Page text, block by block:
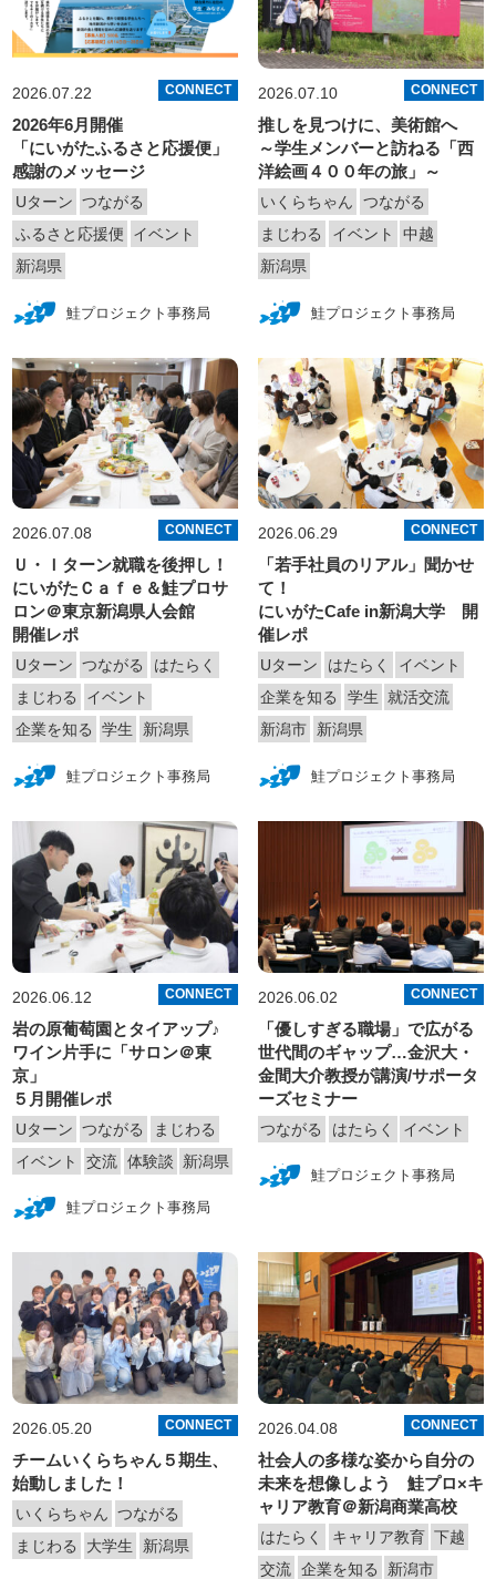
2026.07.22 CONNECT
2026年6月開催
「にいがたふるさと応援便」
感謝のメッセージ
Uターン つながる
ふるさと応援便
イベント
新潟県
鮭プロジェクト事務局
2026.07.10 CONNECT
推しを見つけに、美術館へ
～学生メンバーと訪ねる「西
洋絵画４００年の旅」～
いくらちゃん
つながる
まじわる
イベント
中越
新潟県
鮭プロジェクト事務局
2026.07.08 CONNECT
Ｕ・Ｉターン就職を後押し！
にいがたＣａｆｅ＆鮭プロサ
ロン＠東京新潟県人会館
開催レポ
Uターン つながる
はたらく
まじわる
イベント
企業を知る
学生 新潟県
鮭プロジェクト事務局
2026.06.29 CONNECT
「若手社員のリアル」聞かせ
て！
にいがたCafe in新潟大学 開
催レポ
Uターン はたらく
イベント
企業を知る
学生 就活交流
新潟市
新潟県
鮭プロジェクト事務局
2026.06.12 CONNECT
岩の原葡萄園とタイアップ♪
ワイン片手に「サロン＠東
京」
５月開催レポ
Uターン つながる
まじわる
イベント
交流 体験談 新潟県
鮭プロジェクト事務局
2026.06.02 CONNECT
「優しすぎる職場」で広がる
世代間のギャップ…金沢大・
金間大介教授が講演/サポータ
ーズセミナー
つながる はたらく イベント
鮭プロジェクト事務局
2026.05.20 CONNECT
チームいくらちゃん５期生、
始動しました！
いくらちゃん つながる
まじわる
大学生 新潟県
2026.04.08 CONNECT
社会人の多様な姿から自分の
未来を想像しよう 鮭プロ×キ
ャリア教育＠新潟商業高校
はたらく キャリア教育 下越
交流 企業を知る
新潟市